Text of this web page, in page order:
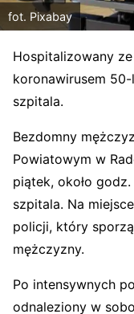
fot. Pixabay
Hospitalizowany
koronawirusem
szpitala.
Bezdomny
Powiatowym w
piątek, około
szpitala. Na
policji, który
mężczyzny.
Po intensywnych
odnaleziony w